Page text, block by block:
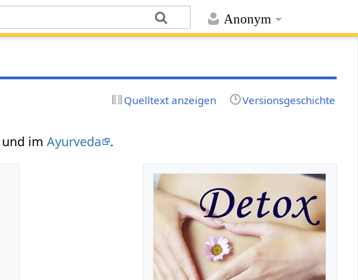
Anonym
Quelltext anzeigen Versionsgeschichte
und imAyurveda .